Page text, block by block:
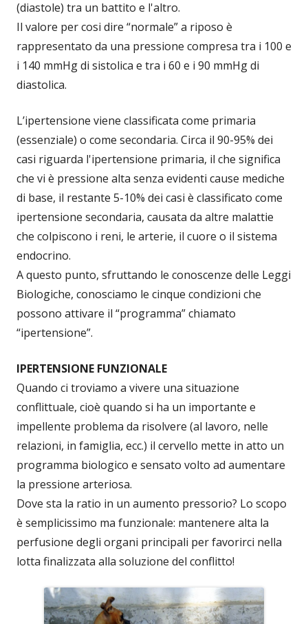
(diastole) tra un battito e l'altro.
Il valore per cosi dire “normale” a riposo è
rappresentato da una pressione compresa tra i 100 e
i 140 mmHg di sistolica e tra i 60 e i 90 mmHg di
diastolica.
L’ipertensione viene classificata come primaria
(essenziale) o come secondaria. Circa il 90-95% dei
casi riguarda l'ipertensione primaria, il che significa
che vi è pressione alta senza evidenti cause mediche
di base, il restante 5-10% dei casi è classificato come
ipertensione secondaria, causata da altre malattie
che colpiscono i reni, le arterie, il cuore o il sistema
endocrino.
A questo punto, sfruttando le conoscenze delle Leggi
Biologiche, conosciamo le cinque condizioni che
possono attivare il “programma” chiamato
“ipertensione”.
IPERTENSIONE FUNZIONALE
Quando ci troviamo a vivere una situazione
conflittuale, cioè quando si ha un importante e
impellente problema da risolvere (al lavoro, nelle
relazioni, in famiglia, ecc.) il cervello mette in atto un
programma biologico e sensato volto ad aumentare
la pressione arteriosa.
Dove sta la ratio in un aumento pressorio? Lo scopo
è semplicissimo ma funzionale: mantenere alta la
perfusione degli organi principali per favorirci nella
lotta finalizzata alla soluzione del conflitto!